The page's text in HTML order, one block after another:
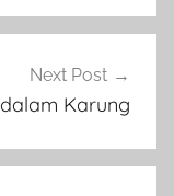
Next Post
Karung